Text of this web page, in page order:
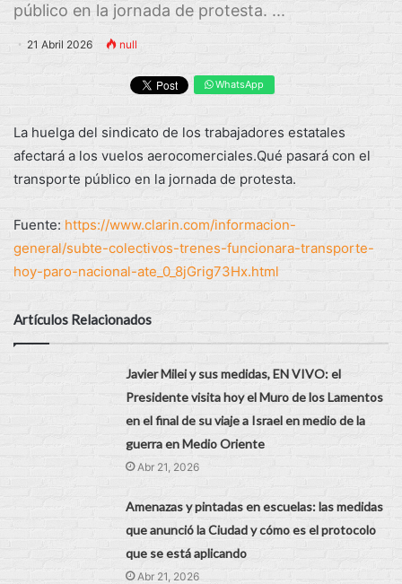
público en la jornada de protesta. ...
21 Abril 2026 null
WhatsApp
La huelga del sindicato de los trabajadores estatales
afectará a los vuelos aerocomerciales.Qué pasará con el
transporte público en la jornada de protesta.
Fuente: https://www.clarin.com/informacion-
general/subte-colectivos-trenes-funcionara-transporte-
hoy-paro-nacional-ate_0_8jGrig73Hx.html
Artículos Relacionados
Javier Milei y sus medidas, EN VIVO: el
Presidente visita hoy el Muro de los Lamentos
en el final de su viaje a Israel en medio de la
guerra en Medio Oriente
Abr 21, 2026
Amenazas y pintadas en escuelas: las medidas
que anunció la Ciudad y cómo es el protocolo
que se está aplicando
Abr 21, 2026